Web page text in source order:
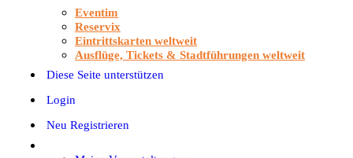
Eventim
Reservix
Eintrittskarten weltweit
Ausflüge, Tickets & Stadtführungen weltweit
Diese Seite unterstützen
Login
Neu Registrieren